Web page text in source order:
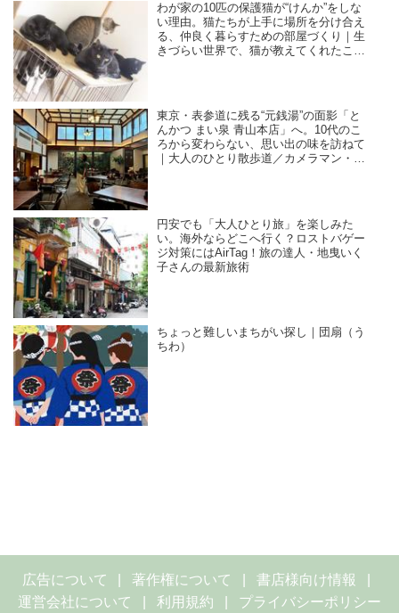
わが家の10匹の保護猫が“けんか”をしな
い理由。猫たちが上手に場所を分け合え
る、仲良く暮らすための部屋づくり｜生
きづらい世界で、猫が教えてくれたこと
東京・表参道に残る“元銭湯”の面影「と
んかつ まい泉 青山本店」へ。10代のこ
ろから変わらない、思い出の味を訪ねて
｜大人のひとり散歩道／カメラマン・石
円安でも「大人ひとり旅」を楽しみた
い。海外ならどこへ行く？ロストバゲー
ジ対策にはAirTag！旅の達人・地曳いく
子さんの最新旅術
ちょっと難しいまちがい探し｜団扇（う
ちわ）
広告について 著作権について
書店様向け情報
運営会社について
利用規約 プライバシーポリシー